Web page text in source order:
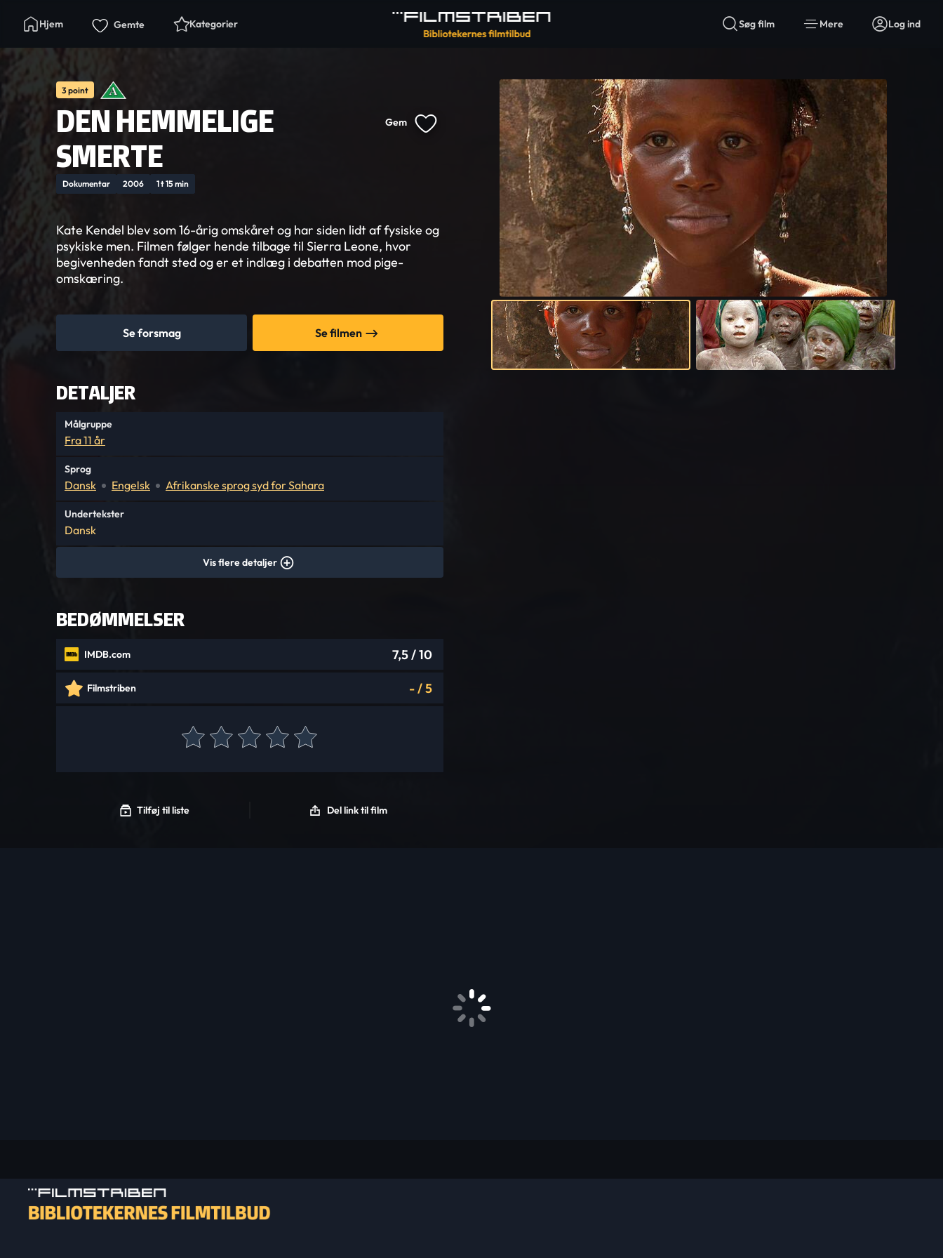
Hjem Gemte Kategorier Søg film Mere Log ind
3 point
DEN HEMMELIGE
SMERTE
Gem
Dokumentar 2006 1 t 15 min
Kate Kendel blev som 16-årig omskåret og har siden lidt af fysiske og
psykiske men. Filmen følger hende tilbage til Sierra Leone, hvor
begivenheden fandt sted og er et indlæg i debatten mod pige-
omskæring.
Se forsmag Se filmen
DETALJER
Målgruppe
Fra 11 år
Sprog
Dansk Engelsk Afrikanske sprog syd for Sahara
Undertekster
Dansk
Vis flere detaljer
BEDØMMELSER
IMDB.com 7,5/ 10
Filmstriben -/5
Tilføj til liste Del link til film